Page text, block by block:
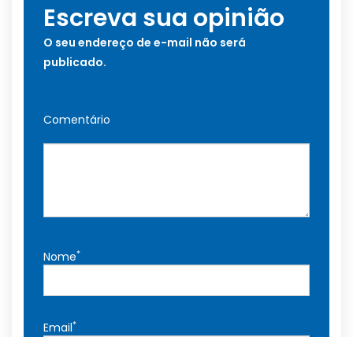
Escreva sua opinião
O seu endereço de e-mail não será
publicado.
Comentário
Nome*
Email*